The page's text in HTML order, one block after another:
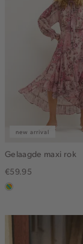
new arrival
Gelaagde maxi rok
€59.95
meerkleurig